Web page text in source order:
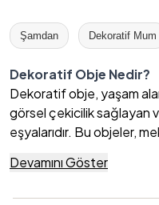
Şamdan Dekoratif Mum
Dekoratif Obje Nedir?
Dekoratif obje, yaşam
görsel çekicilik sağlayan
eşyalarıdır. Bu objeler,
felsefesini ifade eden
Devamını Göster